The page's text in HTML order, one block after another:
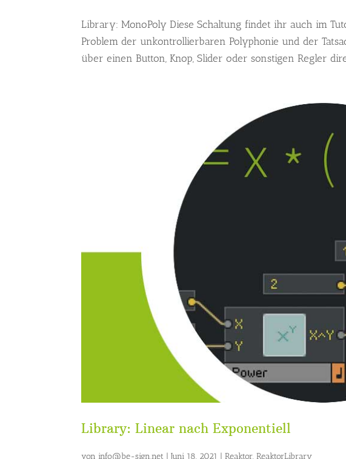
Library: MonoPoly Diese Schaltung findet ihr auch im
Problem der unkontrollierbaren Polyphonie und der
über einen Button, Knop, Slider oder sonstigen Regler
Library: Linear nach Exponentiell
von info@be-sign.net |Juni 18, 2021 |Reaktor,ReaktorLibrary